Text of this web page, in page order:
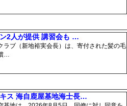
2人が提供 講習会も …
ブ（新地裕実会長）は、寄付された髪の毛
…
ス 海自鹿屋基地海士長…